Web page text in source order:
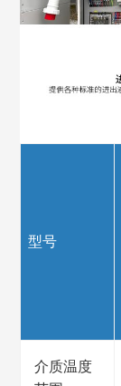
型号
介质温度